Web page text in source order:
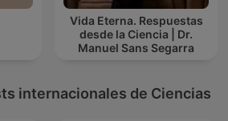
Vida Eterna. Respuestas
desde la Ciencia | Dr.
Manuel Sans Segarra
internacionales de Ciencias